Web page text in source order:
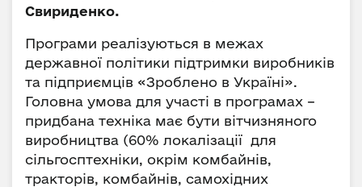
Свириденко.
Програми реалізуються в межах
державної політики підтримки виробників
та підприємців «Зроблено в Україні».
Головна умова для участі в програмах –
придбана техніка має бути вітчизняного
виробництва (60% локалізації для
сільгосптехніки, окрім комбайнів,
тракторів, комбайнів, самохідних